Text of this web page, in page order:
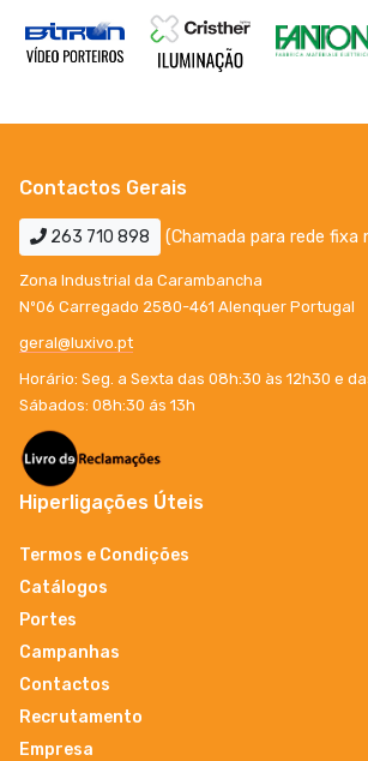
Contactos Gerais
263 710 898 (Chamada para rede fixa
Zona Industrial da Carambancha
Nº06 Carregado 2580-461 Alenquer Portugal
geral@luxivo.pt
Horário: Seg. a Sexta das 08h:30 às 12h30 e
Sábados: 08h:30 ás 13h
Hiperligações Úteis
Termos e Condições
Catálogos
Portes
Campanhas
Contactos
Recrutamento
Empresa